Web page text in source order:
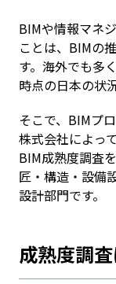
BIMや情報マネ
ことは、BIMの
す。海外でも多
時点の日本の状
そこで、BIMプ
株式会社によっ
BIM成熟度調査
匠・構造・設備
設計部門です。
成熟度調